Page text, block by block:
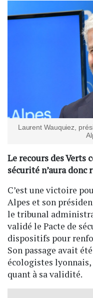
Laurent Wauquiez,
Le recours des Verts
sécurité n’aura donc
C’est une victoire
Alpes et son
le tribunal
validé le Pacte de
dispositifs pour
Son passage avait
écologistes
quant à sa validité.